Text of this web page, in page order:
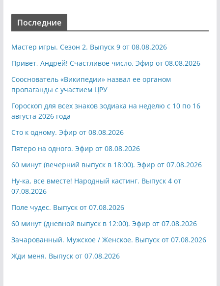
Последние
Мастер игры. Сезон 2. Выпуск 9 от 08.08.2026
Привет, Андрей! Счастливое число. Эфир от 08.08.2026
Сооснователь «Википедии» назвал ее органом
пропаганды с участием ЦРУ
Гороскоп для всех знаков зодиака на неделю с 10 по 16
августа 2026 года
Сто к одному. Эфир от 08.08.2026
Пятеро на одного. Эфир от 08.08.2026
60 минут (вечерний выпуск в 18:00). Эфир от 07.08.2026
Ну-ка, все вместе! Народный кастинг. Выпуск 4 от
07.08.2026
Поле чудес. Выпуск от 07.08.2026
60 минут (дневной выпуск в 12:00). Эфир от 07.08.2026
Зачарованный. Мужское / Женское. Выпуск от 07.08.2026
Жди меня. Выпуск от 07.08.2026